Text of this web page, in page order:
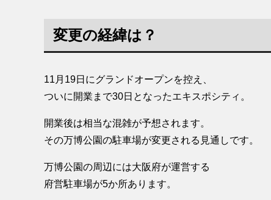
変更の経緯は？
11月19日にグランドオープンを控え、
ついに開業まで30日となったエキスポシティ。
開業後は相当な混雑が予想されます。
その万博公園の駐車場が変更される見通しです。
万博公園の周辺には大阪府が運営する
府営駐車場が5か所あります。